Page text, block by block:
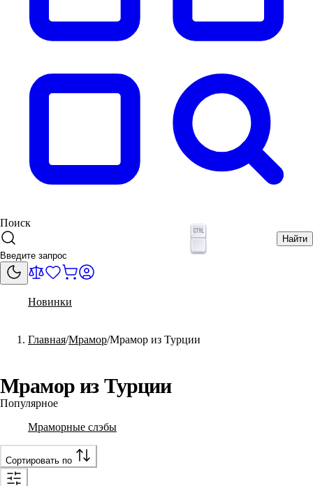
Поиск
Найти
Новинки
Главная Мрамор Мрамор из Турции
Мрамор из Турции
Популярное
Мраморные слэбы
Сортировать по